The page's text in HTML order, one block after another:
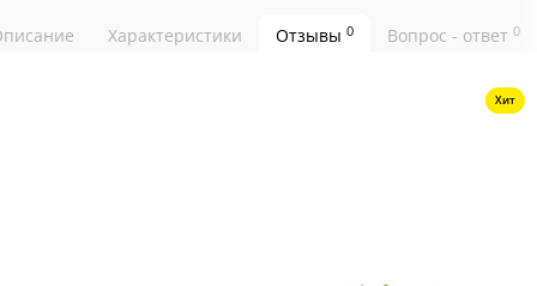
Характеристики Отзывы 0 Вопрос - ответ 0
Хит